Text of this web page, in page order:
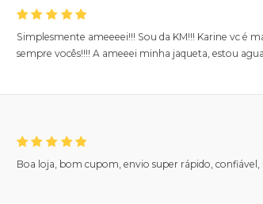
Simplesmente ameeeei!!! Sou da KM!!! Karine vc é
sempre vocês!!!! A ameeei minha jaqueta, estou
Boa loja, bom cupom, envio super rápido, confiável,